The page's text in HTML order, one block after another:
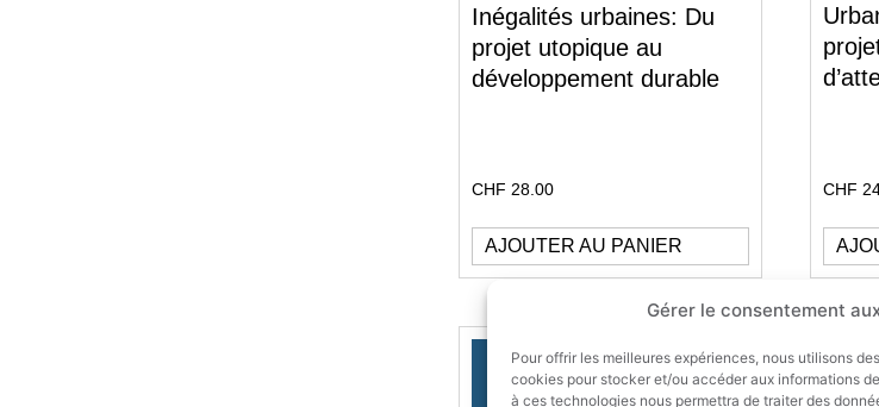
Gérer le consentement
Pour offrir les meilleures expériences, nous utilisons
cookies pour stocker et/ou accéder aux informations
à ces technologies nous permettra de traiter des
Inégalités urbaines: Du
projet utopique au
développement durable
CHF 28.00
AJOUTER AU PANIER
CHF